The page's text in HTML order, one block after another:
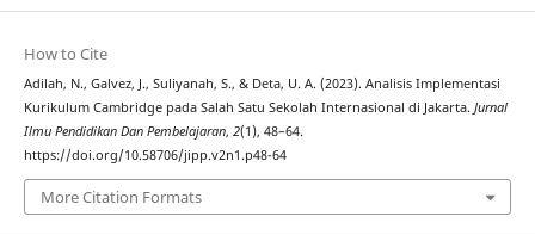
How to Cite
Adilah, N., Galvez, J., Suliyanah, S., & Deta, U. A. (2023). Analisis Implementasi
Kurikulum Cambridge pada Salah Satu Sekolah Internasional di Jakarta. Jurnal
Ilmu Pendidikan Dan Pembelajaran, 2(1), 48–64.
https://doi.org/10.58706/jipp.v2n1.p48-64
More Citation Formats